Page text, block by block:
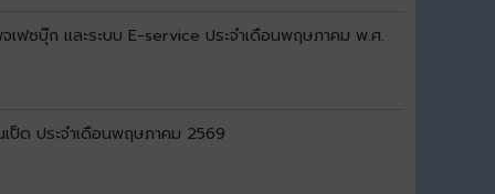
เฟซบุ๊ก และระบบ E-service ประจำเดือนพฤษภาคม พ.ศ.
ป็ด ประจำเดือนพฤษภาคม 2569